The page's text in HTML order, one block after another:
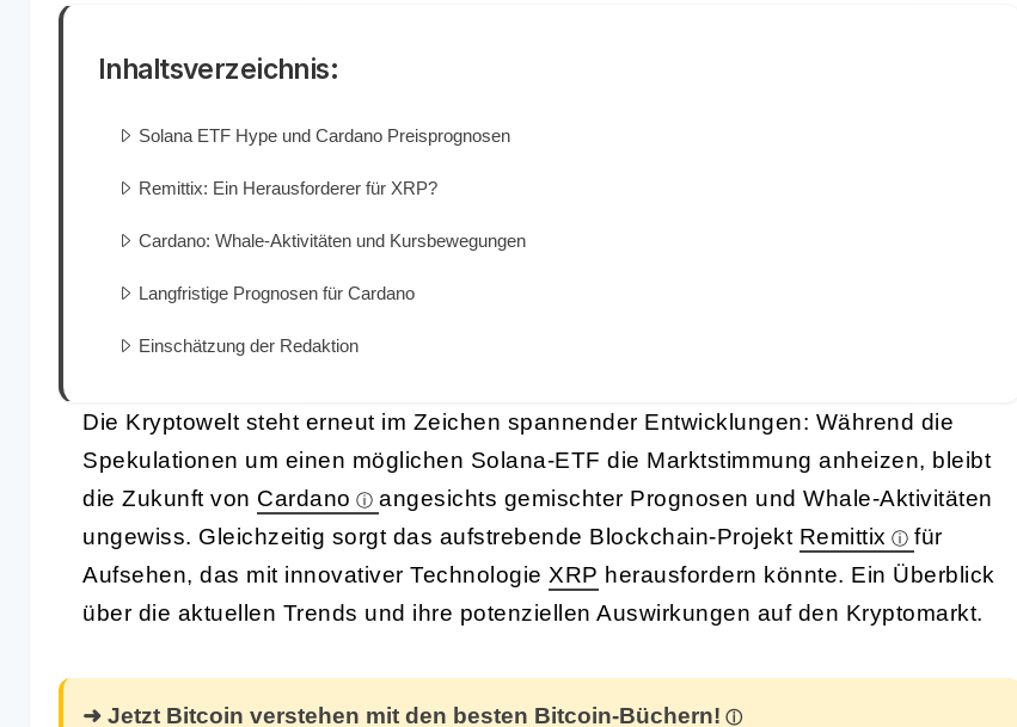
Inhaltsverzeichnis:
Solana ETF Hype und Cardano Preisprognosen
Remittix: Ein Herausforderer für XRP?
Cardano: Whale-Aktivitäten und Kursbewegungen
Langfristige Prognosen für Cardano
Einschätzung der Redaktion
Die Kryptowelt steht erneut im Zeichen spannender Entwicklungen: Während die
Spekulationen um einen möglichen Solana-ETF die Marktstimmung anheizen, bleibt
die Zukunft von Cardano
angesichts gemischter Prognosen und Whale-Aktivitäten
ungewiss. Gleichzeitig sorgt das aufstrebende Blockchain-Projekt Remittix
für
Aufsehen, das mit innovativer Technologie XRP herausfordern könnte. Ein Überblick
über die aktuellen Trends und ihre potenziellen Auswirkungen auf den Kryptomarkt.
➜ Jetzt Bitcoin verstehen mit den besten Bitcoin-Büchern!